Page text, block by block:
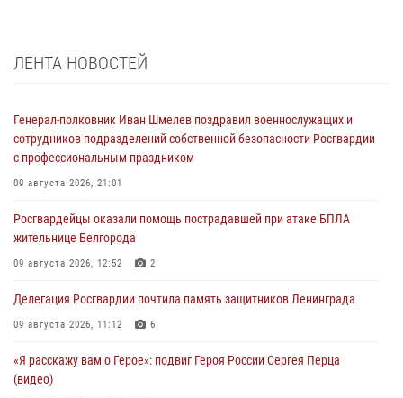
ЛЕНТА НОВОСТЕЙ
Генерал-полковник Иван Шмелев поздравил военнослужащих и
сотрудников подразделений собственной безопасности Росгвардии
с профессиональным праздником
09 августа 2026, 21:01
Росгвардейцы оказали помощь пострадавшей при атаке БПЛА
жительнице Белгорода
09 августа 2026, 12:52 2
Делегация Росгвардии почтила память защитников Ленинграда
09 августа 2026, 11:12 6
«Я расскажу вам о Герое»: подвиг Героя России Сергея Перца
(видео)